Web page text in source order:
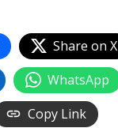
Share on X
WhatsApp
Copy Link